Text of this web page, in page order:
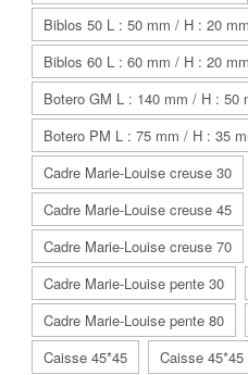
Biblos 50 L : 50 mm / H : 20 mm
Biblos 60 L : 60 mm / H : 20 mm
Botero GM L : 140 mm / H : 50
Botero PM L : 75 mm / H : 35
Cadre Marie-Louise creuse 30
Cadre Marie-Louise creuse 45
Cadre Marie-Louise creuse 70
Cadre Marie-Louise pente 30
Cadre Marie-Louise pente 80
Caisse 45*45
Caisse 45*45